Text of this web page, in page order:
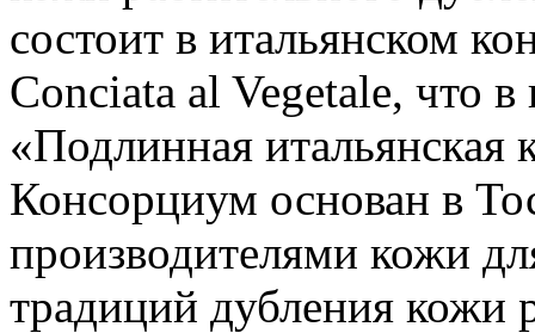
состоит в итальянском
Conciata al Vegetale, что в
«Подлинная итальянская
Консорциум основан в
производителями кожи
традиций дубления кожи